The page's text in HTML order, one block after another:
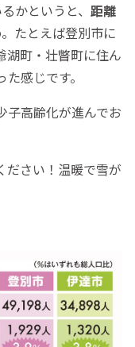
かというと、 距離
。たとえば登別市に
湖町・壮瞥町に住ん
感じです。
子高齢化が進んでお
ださい！温暖で雪が